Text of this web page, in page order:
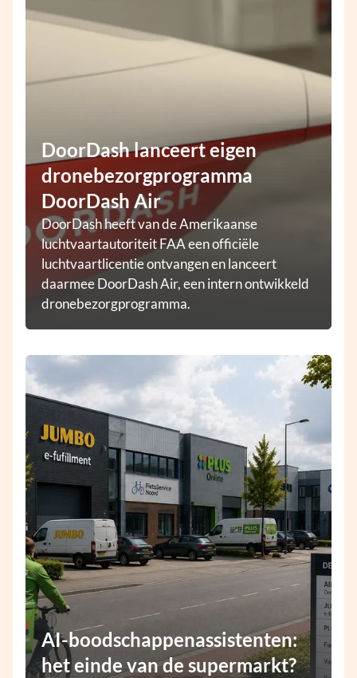
AI-boodschappenassistenten:
het einde van de supermarkt?
DoorDash lanceert eigen
dronebezorgprogramma
DoorDash Air
DoorDash heeft van de Amerikaanse
luchtvaartautoriteit FAA een officiële
luchtvaartlicentie ontvangen en lanceert
daarmee DoorDash Air, een intern ontwikkeld
dronebezorgprogramma.